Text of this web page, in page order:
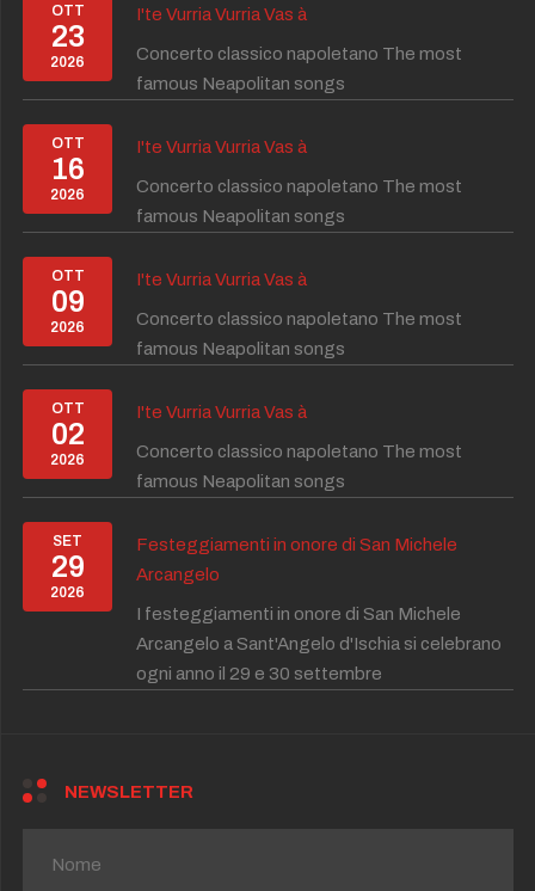
OTT
23
2026
I'te Vurria Vurria Vas à
Concerto classico napoletano The most
famous Neapolitan songs
OTT
16
2026
I'te Vurria Vurria Vas à
Concerto classico napoletano The most
famous Neapolitan songs
OTT
09
2026
I'te Vurria Vurria Vas à
Concerto classico napoletano The most
famous Neapolitan songs
OTT
02
2026
I'te Vurria Vurria Vas à
Concerto classico napoletano The most
famous Neapolitan songs
SET
29
2026
Festeggiamenti in onore di San Michele
Arcangelo
I festeggiamenti in onore di San Michele
Arcangelo a Sant'Angelo d'Ischia si celebrano
ogni anno il 29 e 30 settembre
NEWSLETTER